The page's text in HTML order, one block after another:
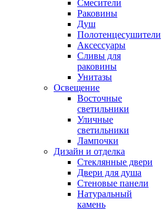
Смесители
Раковины
Душ
Полотенцесушители
Аксессуары
Сливы для
раковины
Унитазы
Освещение
Восточные
светильники
Уличные
светильники
Лампочки
Дизайн и отделка
Стеклянные двери
Двери для душа
Стеновые панели
Натуральный
камень